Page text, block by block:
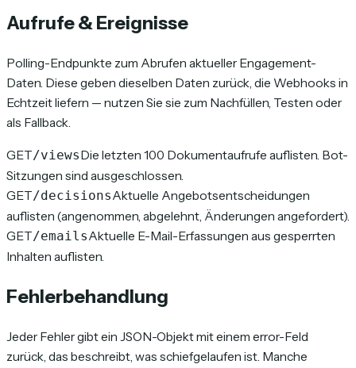
Aufrufe & Ereignisse
Polling-Endpunkte zum Abrufen aktueller Engagement-
Daten. Diese geben dieselben Daten zurück, die Webhooks in
Echtzeit liefern — nutzen Sie sie zum Nachfüllen, Testen oder
als Fallback.
GET/viewsDie letzten 100 Dokumentaufrufe auflisten. Bot-
Sitzungen sind ausgeschlossen.
GET/decisionsAktuelle Angebotsentscheidungen
auflisten (angenommen, abgelehnt, Änderungen angefordert).
GET/emailsAktuelle E-Mail-Erfassungen aus gesperrten
Inhalten auflisten.
Fehlerbehandlung
Jeder Fehler gibt ein JSON-Objekt mit einem error-Feld
zurück, das beschreibt, was schiefgelaufen ist. Manche